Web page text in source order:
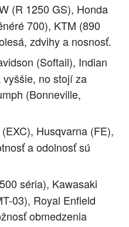
(R 1250 GS), Honda
700), KTM (890
zdvihy a nosnosť.
(Softail), Indian
no stojí za
(Bonneville,
Husqvarna (FE),
a odolnosť sú
séria), Kawasaki
03), Royal Enfield
obmedzenia